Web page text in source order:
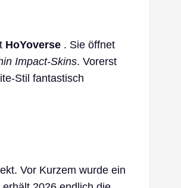
HoYoverse . Sie öffnet
Impact-Skins. Vorerst
Stil fantastisch
Vor Kurzem wurde ein